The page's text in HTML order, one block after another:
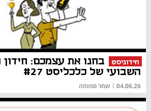
חידוניסט
בחנו את עצמכם: חידון
השבועי של כלכליסט #27
04.06.26
| שחר סמוחה